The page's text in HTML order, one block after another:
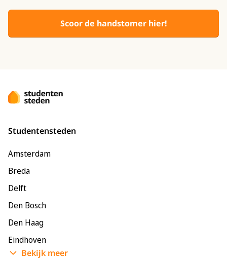
Scoor de handstomer hier!
Studentensteden
Amsterdam
Breda
Delft
Den Bosch
Den Haag
Eindhoven
Enschede
Bekijk meer